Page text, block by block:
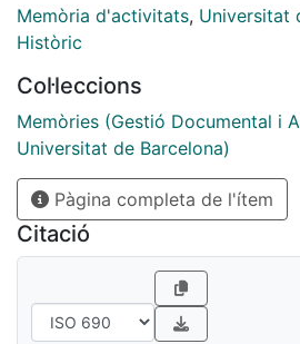
volum de peticions de consulta i
d’altra
produint al llarg dels dotze mesos.
Memòria d'activitats, Universitat
Històric
Col·leccions
Memòries (Gestió Documental i
Universitat de Barcelona)
Pàgina completa de l'ítem
Citació